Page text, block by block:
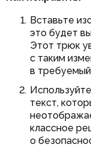
Вставьте
это будет
Этот трюк
с таким
в
текст,
классное
о